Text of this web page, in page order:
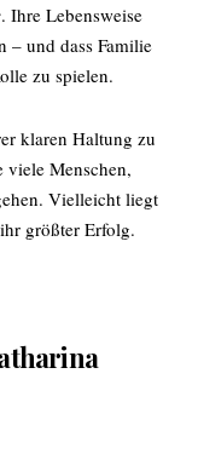
. Ihre Lebensweise
– und dass Familie
zu spielen.
klaren Haltung zu
Menschen,
Vielleicht liegt
größter Erfolg.